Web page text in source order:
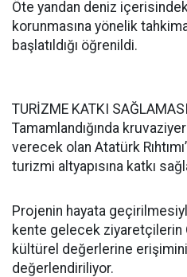
Öte yandan deniz
korunmasına yönelik
başlatıldığı öğrenildi.
TURİZME KATKI
Tamamlandığında
verecek olan Atatürk
turizmi altyapısına katkı
Projenin hayata
kente gelecek ziyaretçilerin
kültürel değerlerine
değerlendiriliyor.